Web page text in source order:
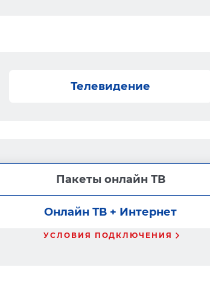
Телевидение
Пакеты онлайн ТВ
Онлайн ТВ + Интернет
УСЛОВИЯ ПОДКЛЮЧЕНИЯ